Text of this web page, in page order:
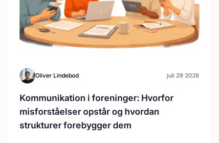
Oliver Lindebod juli 29 2026
Kommunikation i foreninger: Hvorfor
misforståelser opstår og hvordan
strukturer forebygger dem